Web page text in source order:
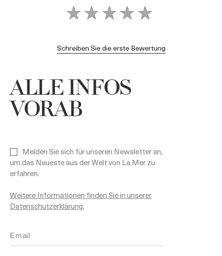
Schreiben Sie die erste Bewertung
ALLE INFOS
VORAB
Melden Sie sich für unseren Newsletter an,
um das Neueste aus der Welt von La Mer zu
erfahren.
Weitere Informationen finden Sie in unserer
Datenschutzerklärung.